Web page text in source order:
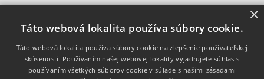
INFO
KONTAKT
DODANIE TOVARU
OCHRANA TEXTILU, TABUĽKA VEĽKOSTÍ
×
Táto webová lokalita používa súbory cookie.
Táto webová lokalita používa súbory cookie na zlepšenie používateľskej
skúsenosti. Používaním našej webovej lokality vyjadrujete súhlas s
používaním všetkých súborov cookie v súlade s našimi zásadami